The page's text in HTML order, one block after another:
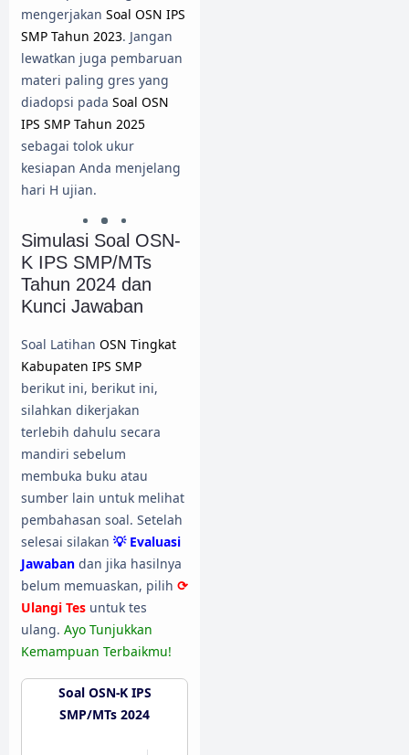
mengerjakan Soal OSN IPS
SMP Tahun 2023. Jangan
lewatkan juga pembaruan
materi paling gres yang
diadopsi pada Soal OSN
IPS SMP Tahun 2025
sebagai tolok ukur
kesiapan Anda menjelang
hari H ujian.
Simulasi Soal OSN-
K IPS SMP/MTs
Tahun 2024 dan
Kunci Jawaban
Soal Latihan OSN Tingkat
Kabupaten IPS SMP
berikut ini, berikut ini,
silahkan dikerjakan
terlebih dahulu secara
mandiri sebelum
membuka buku atau
sumber lain untuk melihat
pembahasan soal. Setelah
selesai silakan 💡 Evaluasi
Jawaban dan jika hasilnya
belum memuaskan, pilih ⟳
Ulangi Tes untuk tes
ulang. Ayo Tunjukkan
Kemampuan Terbaikmu!
Soal OSN-K IPS
SMP/MTs 2024